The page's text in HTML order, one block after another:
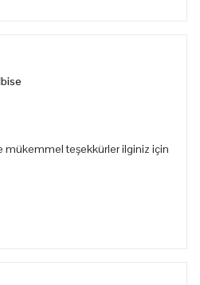
mükemmel teşekkürler ilginiz için